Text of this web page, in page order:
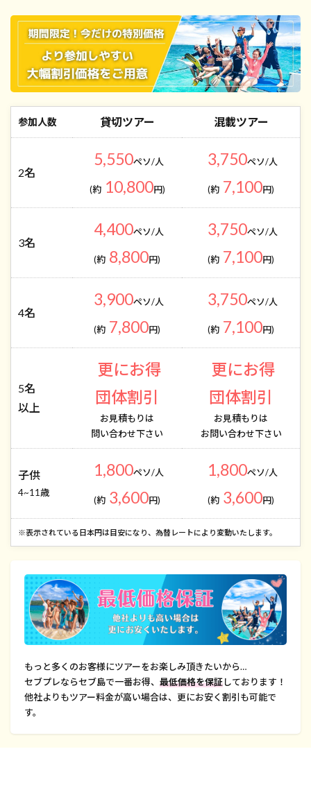
参加人数 貸切ツアー 混載ツアー
2名
5,550ペソ/人
(約 10,800円)
3,750ペソ/人
(約 7,100円)
3名
4,400ペソ/人
(約 8,800円)
3,750ペソ/人
(約 7,100円)
4名
3,900ペソ/人
(約 7,800円)
3,750ペソ/人
(約 7,100円)
5名
以上
更にお得
団体割引
お見積もりは
問い合わせ下さい
更にお得
団体割引
お見積もりは
お問い合わせ下さい
子供
4~11歳
1,800ペソ/人
(約 3,600円)
1,800ペソ/人
(約 3,600円)
​※表示されている日本円は目安になり、為替レートにより変動いたします。
もっと多くのお客様にツアーをお楽しみ頂きたいから…
セブプレならセブ島で一番お得、 最低価格を保証しております！
他社よりもツアー料金が高い場合は、更にお安く割引も可能で
す。